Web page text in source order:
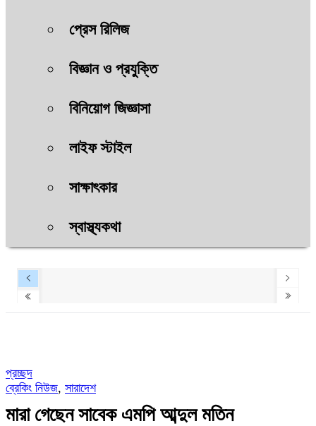
প্রেস রিলিজ
বিজ্ঞান ও প্রযুক্তি
বিনিয়োগ জিজ্ঞাসা
লাইফ স্টাইল
সাক্ষাৎকার
স্বাস্থ্যকথা
প্রচ্ছদ
ব্রেকিং নিউজ, সারাদেশ
মারা গেছেন সাবেক এমপি আব্দুল মতিন